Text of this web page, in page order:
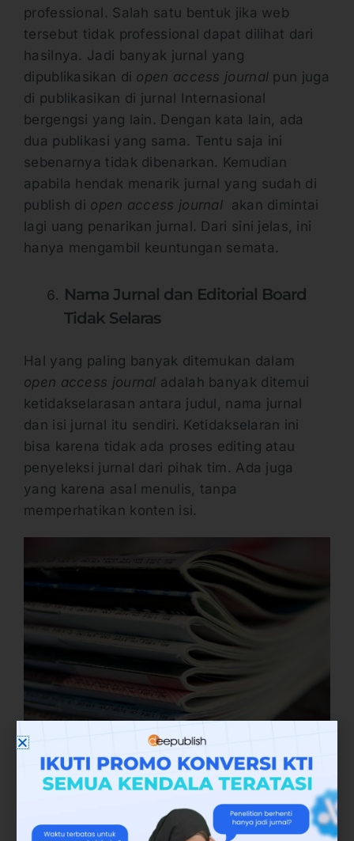
professional. Salah satu bentuk jika web
tersebut tidak professional dapat dilihat dari
hasilnya. Jadi banyak jurnal yang
dipublikasikan di open access journal pun juga
di publikasikan di jurnal Internasional
bergengsi yang lain. Dengan kata lain, ada
dua publikasi yang sama. Tentu saja ini
sebenarnya tidak dibenarkan. Kemudian
apabila hendak menarik jurnal yang sudah di
publish di open access journal akan dimintai
lagi uang penarikan jurnal. Dari sini jelas, ini
hanya mengambil keuntungan semata.
Nama Jurnal dan Editorial Board
Tidak Selaras
Hal yang paling banyak ditemukan dalam
open access journal adalah banyak ditemui
ketidakselarasan antara judul, nama jurnal
dan isi jurnal itu sendiri. Ketidakselaran ini
bisa karena tidak ada proses editing atau
penyeleksi jurnal dari pihak tim. Ada juga
yang karena asal menulis, tanpa
memperhatikan konten isi.